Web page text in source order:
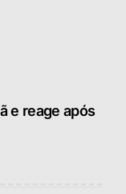
e reage após